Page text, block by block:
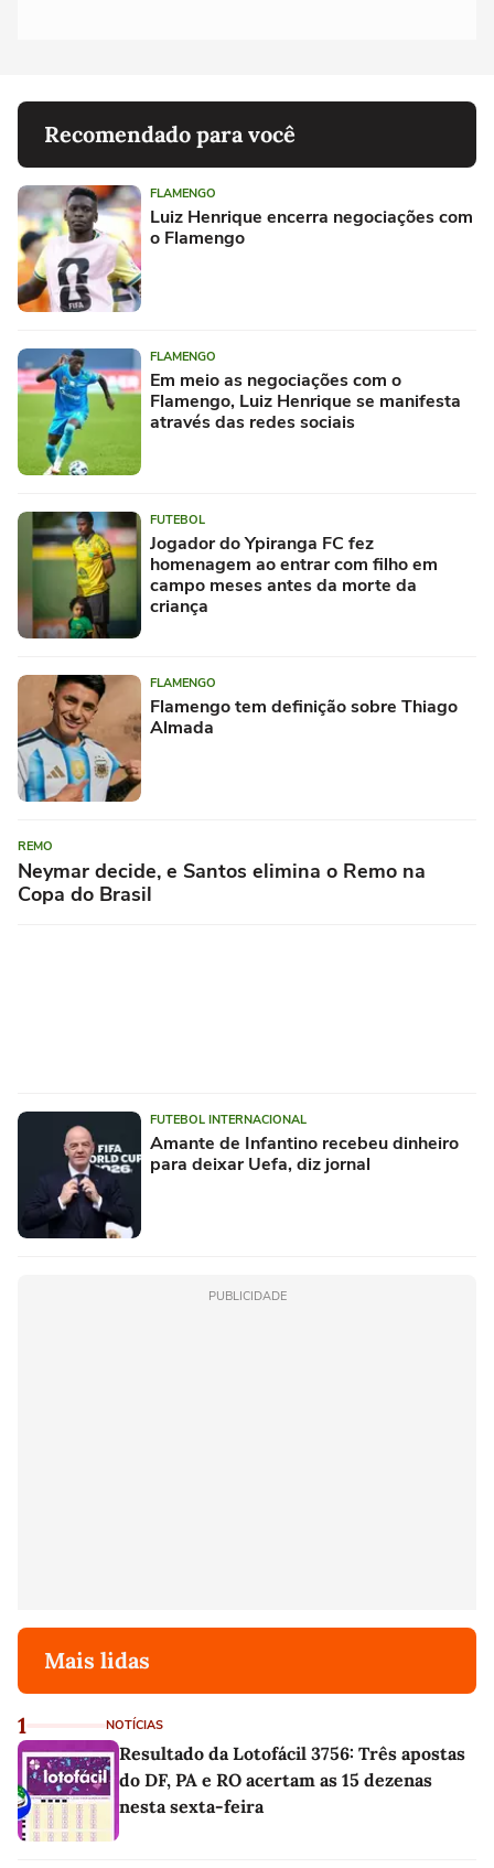
Recomendado para você
FLAMENGO
Luiz Henrique encerra negociações com
o Flamengo
FLAMENGO
Em meio as negociações com o
Flamengo, Luiz Henrique se manifesta
através das redes sociais
FUTEBOL
Jogador do Ypiranga FC fez
homenagem ao entrar com filho em
campo meses antes da morte da
criança
FLAMENGO
Flamengo tem definição sobre Thiago
Almada
REMO
Neymar decide, e Santos elimina o Remo na
Copa do Brasil
FUTEBOL INTERNACIONAL
Amante de Infantino recebeu dinheiro
para deixar Uefa, diz jornal
PUBLICIDADE
Mais lidas
1 NOTÍCIAS
Resultado da Lotofácil 3756: Três apostas
do DF, PA e RO acertam as 15 dezenas
nesta sexta-feira